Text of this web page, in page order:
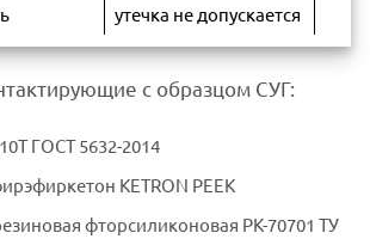
утечка не допускается
отбора
-50...+50 °С
4,95 кг
с образцом СУГ:
ГОСТ 5632-2014
KETRON PEEK
фторсиликоновая РК-70701 ТУ